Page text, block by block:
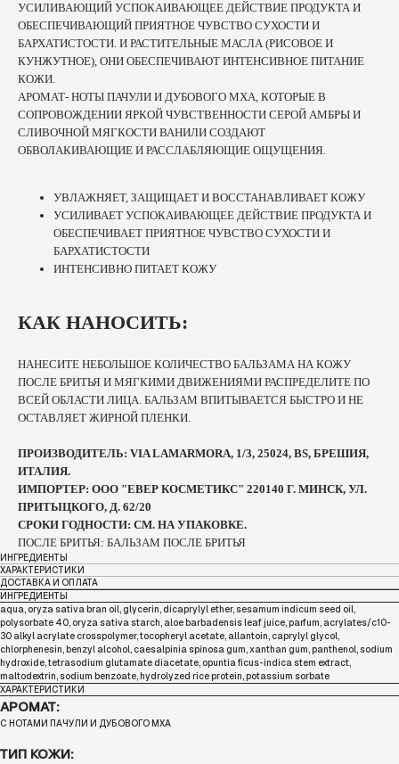
УСИЛИВАЮЩИЙ УСПОКАИВАЮЩЕЕ ДЕЙСТВИЕ ПРОДУКТА И
ОБЕСПЕЧИВАЮЩИЙ ПРИЯТНОЕ ЧУВСТВО СУХОСТИ И
БАРХАТИСТОСТИ. И РАСТИТЕЛЬНЫЕ МАСЛА (РИСОВОЕ И
КУНЖУТНОЕ), ОНИ ОБЕСПЕЧИВАЮТ ИНТЕНСИВНОЕ ПИТАНИЕ
КОЖИ.
АРОМАТ- НОТЫ ПАЧУЛИ И ДУБОВОГО МХА, КОТОРЫЕ В
СОПРОВОЖДЕНИИ ЯРКОЙ ЧУВСТВЕННОСТИ СЕРОЙ АМБРЫ И
СЛИВОЧНОЙ МЯГКОСТИ ВАНИЛИ СОЗДАЮТ
ОБВОЛАКИВАЮЩИЕ И РАССЛАБЛЯЮЩИЕ ОЩУЩЕНИЯ.
УВЛАЖНЯЕТ, ЗАЩИЩАЕТ И ВОССТАНАВЛИВАЕТ КОЖУ
УСИЛИВАЕТ УСПОКАИВАЮЩЕЕ ДЕЙСТВИЕ ПРОДУКТА И
ОБЕСПЕЧИВАЕТ ПРИЯТНОЕ ЧУВСТВО СУХОСТИ И
БАРХАТИСТОСТИ
ИНТЕНСИВНО ПИТАЕТ КОЖУ
КАК НАНОСИТЬ:
НАНЕСИТЕ НЕБОЛЬШОЕ КОЛИЧЕСТВО БАЛЬЗАМА НА КОЖУ
ПОСЛЕ БРИТЬЯ И МЯГКИМИ ДВИЖЕНИЯМИ РАСПРЕДЕЛИТЕ ПО
ВСЕЙ ОБЛАСТИ ЛИЦА. БАЛЬЗАМ ВПИТЫВАЕТСЯ БЫСТРО И НЕ
ОСТАВЛЯЕТ ЖИРНОЙ ПЛЕНКИ.
ПРОИЗВОДИТЕЛЬ: VIA LAMARMORA, 1/3, 25024, BS, БРЕШИЯ,
ИТАЛИЯ.
ИМПОРТЕР: ООО "ЕВЕР КОСМЕТИКС" 220140 Г. МИНСК, УЛ.
ПРИТЫЦКОГО, Д. 62/20
СРОКИ ГОДНОСТИ: СМ. НА УПАКОВКЕ.
ПОСЛЕ БРИТЬЯ: БАЛЬЗАМ ПОСЛЕ БРИТЬЯ
ИНГРЕДИЕНТЫ
ХАРАКТЕРИСТИКИ
ДОСТАВКА И ОПЛАТА
ИНГРЕДИЕНТЫ
aqua, oryza sativa bran oil, glycerin, dicaprylyl ether, sesamum indicum seed oil,
polysorbate 40, oryza sativa starch, aloe barbadensis leaf juice, parfum, acrylates/c10-
30 alkyl acrylate crosspolymer, tocopheryl acetate, allantoin, caprylyl glycol,
chlorphenesin, benzyl alcohol, caesalpinia spinosa gum, xanthan gum, panthenol, sodium
hydroxide, tetrasodium glutamate diacetate, opuntia ficus-indica stem extract,
maltodextrin, sodium benzoate, hydrolyzed rice protein, potassium sorbate
ХАРАКТЕРИСТИКИ
АРОМАТ:
С НОТАМИ ПАЧУЛИ И ДУБОВОГО МХА
ТИП КОЖИ: